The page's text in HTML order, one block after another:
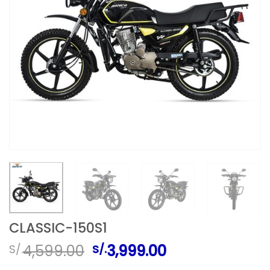
CLASSIC-150S1
S/.4,599.00 El
precio
S/.3,999.00El